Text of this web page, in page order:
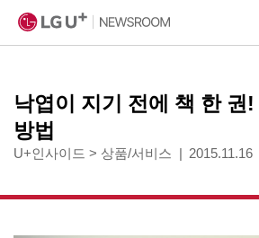
낙엽이 지기 전에 책 한 권
방법
U+인사이드 > 상품/서비스 2015.11.16